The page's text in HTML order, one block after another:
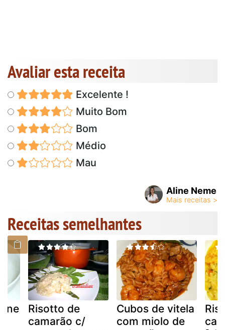
Avaliar esta receita
Excelente !
Muito Bom
Bom
Médio
Mau
Aline Neme
Receitas semelhantes
Risotto de
camarão c/
Cubos de vitela
com miolo de